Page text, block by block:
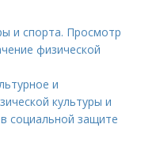
и спорта. Просмотр
физической
и
культуры и
социальной защите